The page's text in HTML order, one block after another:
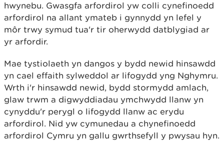
hwynebu. Gwasgfa arfordirol yw colli cynefinoedd
arfordirol na allant ymateb i gynnydd yn lefel y
môr trwy symud tua'r tir oherwydd datblygiad ar
yr arfordir.
Mae tystiolaeth yn dangos y bydd newid hinsawdd
yn cael effaith sylweddol ar lifogydd yng Nghymru.
Wrth i'r hinsawdd newid, bydd stormydd amlach,
glaw trwm a digwyddiadau ymchwydd llanw yn
cynyddu'r perygl o lifogydd llanw ac erydu
arfordirol. Nid yw cymunedau a chynefinoedd
arfordirol Cymru yn gallu gwrthsefyll y pwysau hyn.